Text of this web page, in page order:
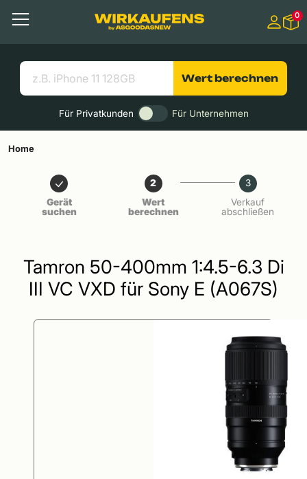
Menü
Suchen
Nützliche Links
0
Wert berechnen
Für Privatkunden Für Unternehmen
Home
Gerät
suchen
2
Wert
berechnen
3
Verkauf
abschließen
Tamron 50-400mm 1:4.5-6.3 Di
III VC VXD für Sony E (A067S)